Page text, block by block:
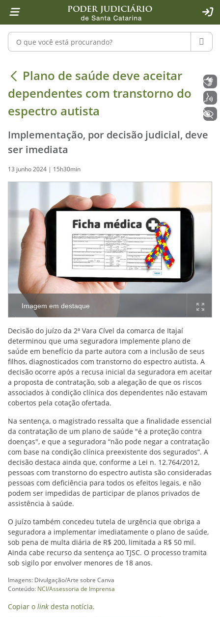
1 Ir para o conteúdo
2 Ir para a ferramenta de acessibilidade - Rybená
4 Ir para o menu principal
5 Ir para a pesquisa
6 Ir para o rodapé
7 Ir para a página inicial
Pesquisar no portal
Plano de saúde deve aceitar
Plano de saúde deve aceitar
dependentes com transtorno do
espectro autista
Implementação, por decisão judicial, deve
ser imediata
13 junho 2024 | 15h30min
Imagem em destaque
Decisão do juízo da 2ª Vara Cível da comarca de Itajaí
determinou que uma seguradora implemente plano de
saúde em benefício da parte autora com a inclusão de seus
filhos, diagnosticados com transtorno do espectro autista. A
decisão ocorre após a recusa inicial da seguradora em aceitar
a proposta de contratação, sob a alegação de que os riscos
associados à condição clínica dos dependentes não estavam
cobertos pela cotação ofertada.
Na sentença, o magistrado ressalta que a finalidade essencial
da contratação de um plano de saúde "é a proteção contra
doenças", e que a seguradora “não pode negar a contratação
com base na condição clínica preexistente dos segurados”. A
decisão destaca ainda que, conforme a Lei n. 12.764/2012,
pessoas com transtorno do espectro autista são consideradas
pessoas com deficiência para todos os efeitos legais, e não
podem ser impedidas de participar de planos privados de
assistência à saúde.
O juízo também concedeu tutela de urgência que obriga a
seguradora a implementar imediatamente o plano de saúde,
sob pena de multa diária de R$ 200, limitada a R$ 50 mil.
Ainda cabe recurso da sentença ao TJSC. O processo tramita
sob sigilo por envolver menores de 18 anos.
Imagens: Divulgação/Arte sobre Canva
Conteúdo: NCI/Assessoria de Imprensa
Copiar o link desta notícia.
Libras
Voz